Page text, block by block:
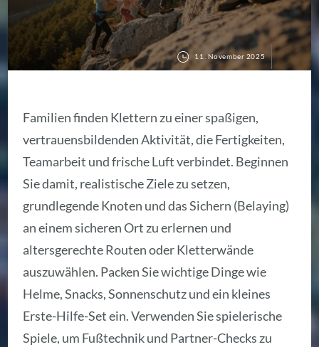
11. November 2025
Familien finden Klettern zu einer spaßigen,
vertrauensbildenden Aktivität, die Fertigkeiten,
Teamarbeit und frische Luft verbindet. Beginnen
Sie damit, realistische Ziele zu setzen,
grundlegende Knoten und das Sichern (Belaying)
an einem sicheren Ort zu erlernen und
altersgerechte Routen oder Kletterwände
auszuwählen. Packen Sie wichtige Dinge wie
Helme, Snacks, Sonnenschutz und ein kleines
Erste-Hilfe-Set ein. Verwenden Sie spielerische
Spiele, um Fußtechnik und Partner-Checks zu